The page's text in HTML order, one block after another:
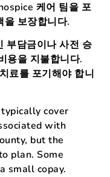
케어 팀을 포
을 보장합니다.
부담금이나 사전 승
용을 지불합니다.
료를 포기해야 합니
typically cover
with
but the
plan. Some
small copay.